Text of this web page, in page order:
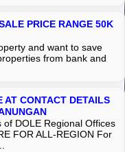
PRICE RANGE 50K
and want to save
from bank and
AT CONTACT DETAILS
DOLE Regional Offices
FOR ALL-REGION For